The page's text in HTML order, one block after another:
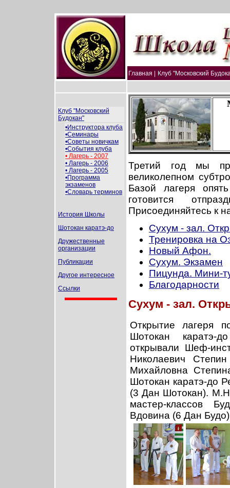
Главная | Клуб "Московский
Клуб "Московский
Будокан"
•Инструктора клуба
•Семинары
•Советы новичкам
•События клуба
• Лагерь - 2007
• Лагерь - 2006
• Лагерь - 2005
•Программа
экзаменов
•Словарь терминов
История Школы
Шотокан каратэ-до
Дружественные
организации
Публикации
Другое интересное
Ссылки
Третий год мы
великолепном
Базой лагеря
готовится
Присоединяйтесь к
Сухум - зал.
Тренировка на
Новый Афон.
Сухум. Экзамен
Пицунда. Мини-
Благодарности
Сухум - зал.
Открытие лагеря
Шотокан каратэ-
открывали Шеф-
Николаевич
Михайловна
Шотокан каратэ-до
(3 Дан Шотокан).
мастер-классов
Вдовина (6 Дан